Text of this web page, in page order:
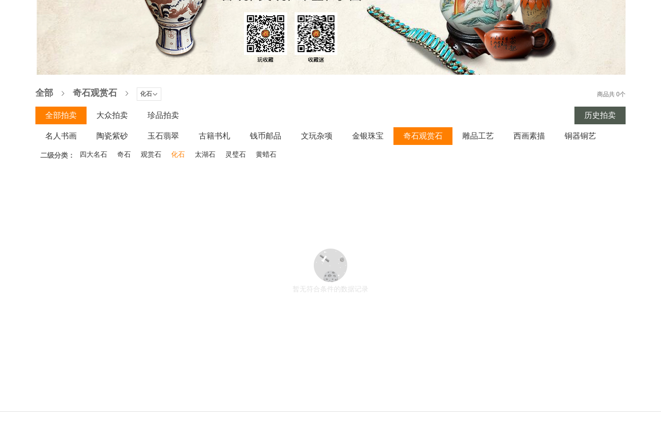
全部 奇石观赏石 化石 商品共 0个
全部拍卖 大众拍卖 珍品拍卖 历史拍卖
名人书画 陶瓷紫砂 玉石翡翠 古籍书札 钱币邮品 文玩杂项 金银珠宝 奇石观赏石 雕品工艺 西画素描 铜器铜艺
木器家具 微拍
二级分类： 四大名石 奇石 观赏石 化石 太湖石 灵璧石 黄蜡石
暂无符合条件的数据记录